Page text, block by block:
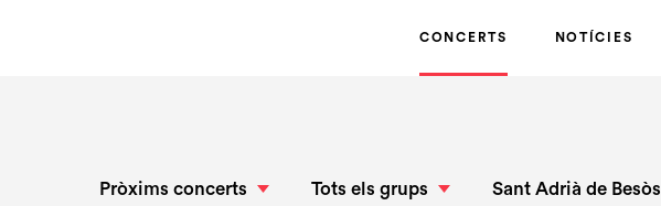
CONCERTS NOTÍCIES
Pròxims concerts Tots els grups Sant Adrià de Besòs